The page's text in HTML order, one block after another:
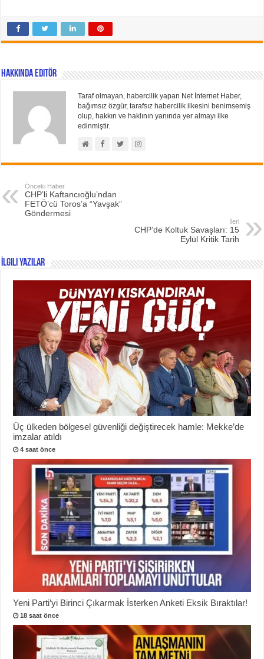
Hakkında Editör
Taraf olmayan, habercilik yapan Net İnternet Haber,
bağımsız özgür, tarafsız habercilik ilkesini benimsemiş
olup, hakkın ve haklının yanında yer almayı ilke
edinmiştir.
Önceki Haber
CHP’li Kaftancıoğlu’ndan
FETÖ’cü Toros’a “Yavşak”
Göndermesi
İleri
CHP’de Koltuk Savaşları: 15
Eylül Kritik Tarih
İlgili Yazılar
Üç ülkeden bölgesel güvenliği değiştirecek hamle: Mekke’de
imzalar atıldı
4 saat önce
Yeni Parti’yi Birinci Çıkarmak İsterken Anketi Eksik Bıraktılar!
18 saat önce